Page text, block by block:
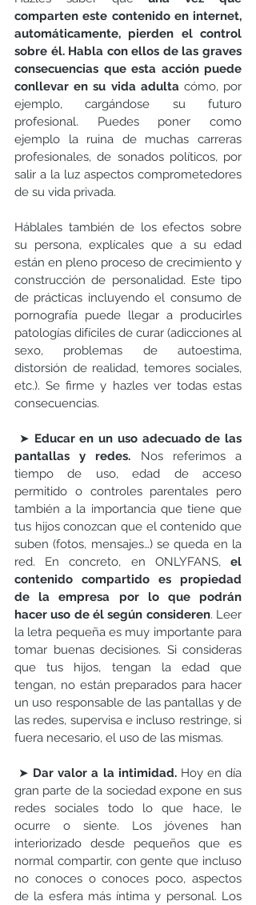
comparten este contenido en internet,
automáticamente, pierden el control
sobre él. Habla con ellos de las graves
consecuencias que esta acción puede
conllevar en su vida adulta cómo, por
ejemplo, cargándose su futuro
profesional. Puedes poner como
ejemplo la ruina de muchas carreras
profesionales, de sonados políticos, por
salir a la luz aspectos comprometedores
de su vida privada.
Háblales también de los efectos sobre
su persona, explícales que a su edad
están en pleno proceso de crecimiento y
construcción de personalidad. Este tipo
de prácticas incluyendo el consumo de
pornografía puede llegar a producirles
patologías difíciles de curar (adicciones al
sexo, problemas de autoestima,
distorsión de realidad, temores sociales,
etc.). Se firme y hazles ver todas estas
consecuencias.
➤ Educar en un uso adecuado de las
pantallas y redes. Nos referimos a
tiempo de uso, edad de acceso
permitido o controles parentales pero
también a la importancia que tiene que
tus hijos conozcan que el contenido que
suben (fotos, mensajes…) se queda en la
red. En concreto, en ONLYFANS, el
contenido compartido es propiedad
de la empresa por lo que podrán
hacer uso de él según consideren. Leer
la letra pequeña es muy importante para
tomar buenas decisiones. Si consideras
que tus hijos, tengan la edad que
tengan, no están preparados para hacer
un uso responsable de las pantallas y de
las redes, supervisa e incluso restringe, si
fuera necesario, el uso de las mismas.
➤ Dar valor a la intimidad. Hoy en día
gran parte de la sociedad expone en sus
redes sociales todo lo que hace, le
ocurre o siente. Los jóvenes han
interiorizado desde pequeños que es
normal compartir, con gente que incluso
no conoces o conoces poco, aspectos
de la esfera más íntima y personal. Los